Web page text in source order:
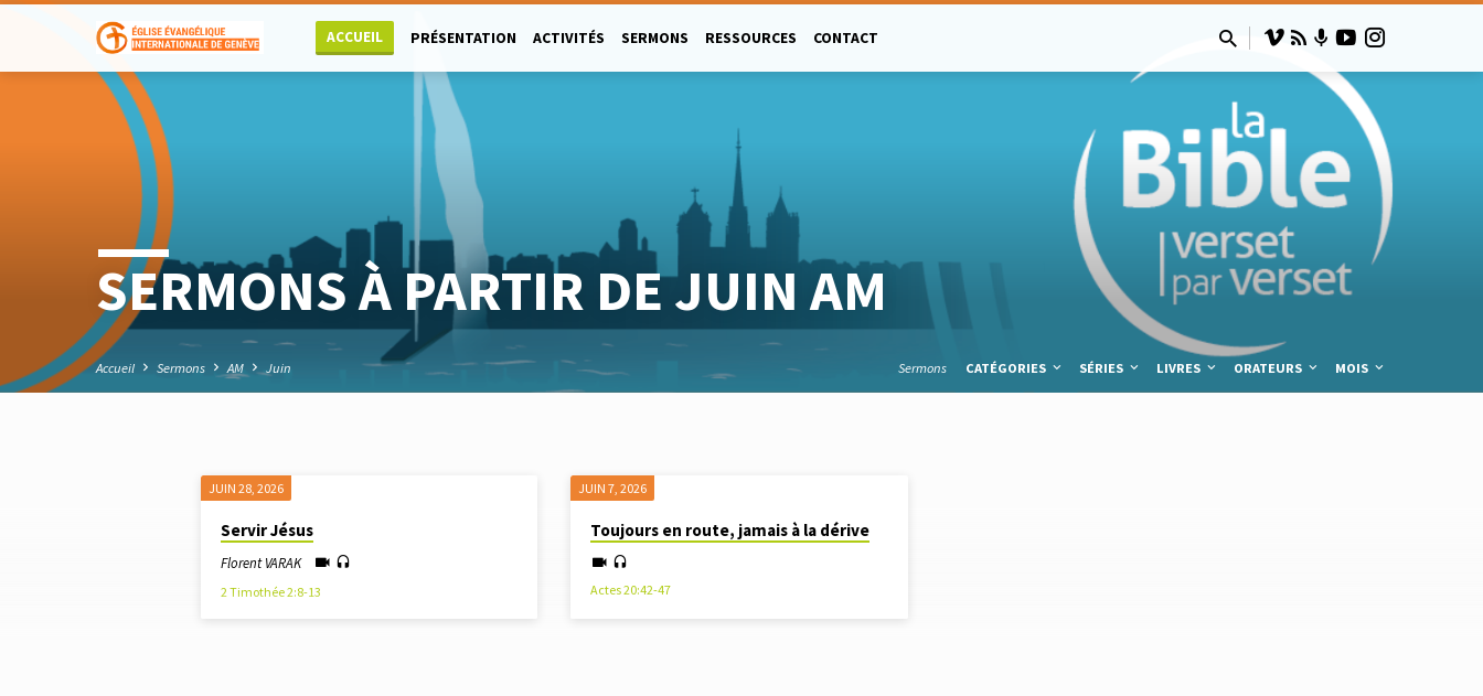
ACCUEIL PRÉSENTATION ACTIVITÉS SERMONS RESSOURCES CONTACT
SERMONS À PARTIR DE JUIN AM
Accueil Sermons AM Juin Sermons CATÉGORIES SÉRIES LIVRES ORATEURS MOIS
SERMONS
JUIN 28, 2026
Servir Jésus
Florent VARAK
2 Timothée 2:8-13
JUIN 7, 2026
Toujours en route, jamais à la dérive
Actes 20:42-47